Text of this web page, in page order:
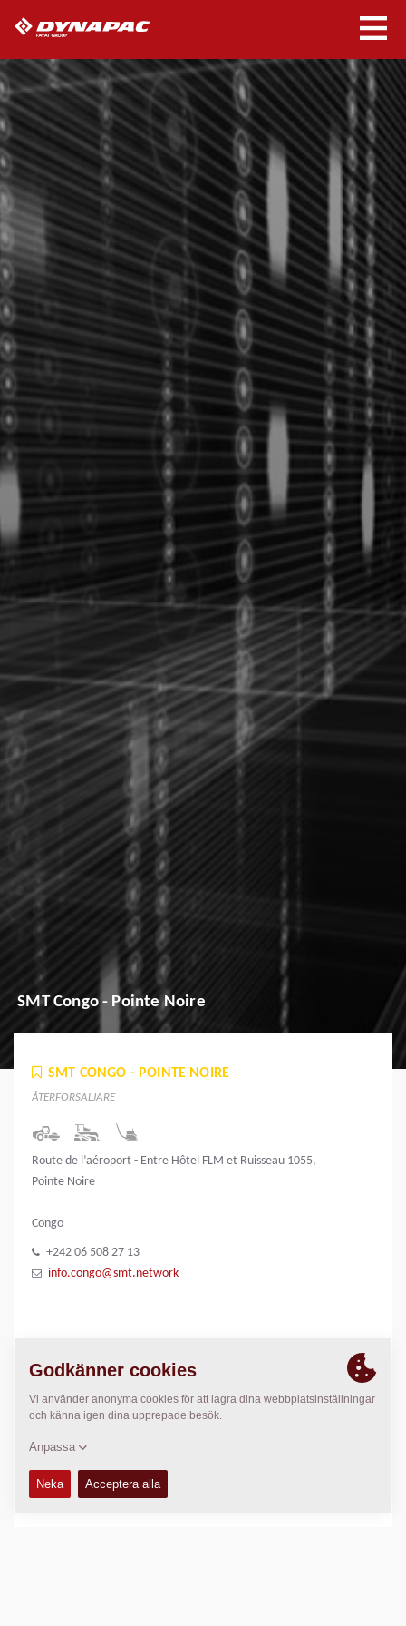
SMT Congo - Pointe Noire
SMT CONGO - POINTE NOIRE
ÅTERFÖRSÄLJARE
Route de l’aéroport - Entre Hôtel FLM et Ruisseau 1055,
Pointe Noire
Congo
+242 06 508 27 13
info.congo@smt.network
BILDBANK
SMT Logo
PLATS